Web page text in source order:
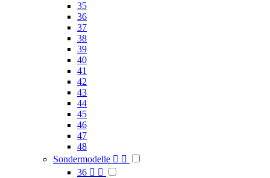
35
36
37
38
39
40
41
42
43
44
45
46
47
48
Sondermodelle  
36  